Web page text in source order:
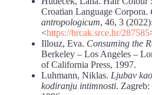
Croatian Language Corpora.
antropologicum, 46, 3
<https://hrcak.srce.hr/287585
Illouz, Eva. Consuming the
Berkeley – Los Angeles –
of California Press, 1997.
Luhmann, Niklas. Ljubav
kodiranju intimnosti.